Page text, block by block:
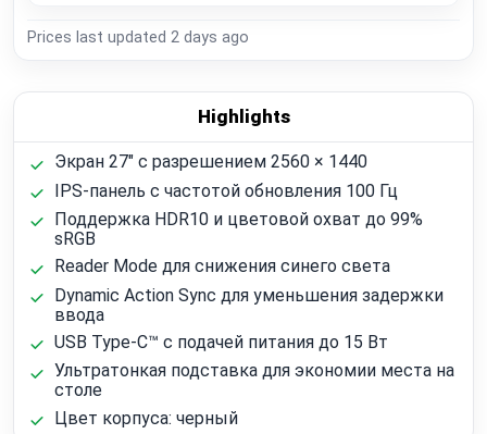
Prices last updated 2 days ago
Highlights
Экран 27" с разрешением 2560 × 1440
IPS-панель с частотой обновления 100 Гц
Поддержка HDR10 и цветовой охват до 99%
sRGB
Reader Mode для снижения синего света
Dynamic Action Sync для уменьшения задержки
ввода
USB Type-C™ с подачей питания до 15 Вт
Ультратонкая подставка для экономии места на
столе
Цвет корпуса: черный